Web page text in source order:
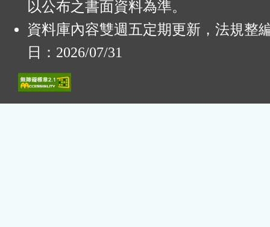
以公布之書面資料為準。
資料庫內容雙週五定期更新，法規整
日：2026/07/31